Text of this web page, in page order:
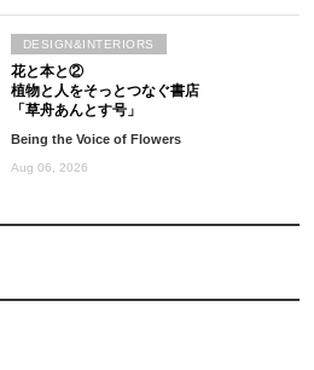
花と本と②
植物と人をそっとつなぐ書店
「草舟あんとす号」
Being the Voice of Flowers
Aug 06, 2026
DESIGN&INTERIORS